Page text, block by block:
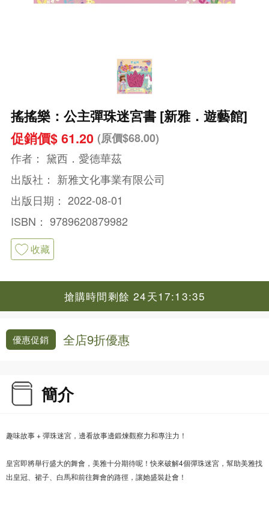
搖搖樂：公主彈珠迷宮書 [新雅．遊藝館]
促銷價$ 61.20 (原價$68.00)
作者： 黛西．愛德華茲
出版社： 新雅文化事業有限公司
出版日期： 2022-08-01
ISBN： 9789620879982
收藏
搶購時間剩餘 24天17:13:35
優惠促銷 全店9折優惠
簡介
趣味故事 + 彈珠迷宮，邊看故事邊鍛煉觀察力和專注力！
皇宮即將舉行盛大的舞會，美雅十分期待呢！快來破解4個彈珠迷宮，幫助美雅找
出皇冠、裙子、白馬和前往舞會的路徑，讓她盛裝赴會！